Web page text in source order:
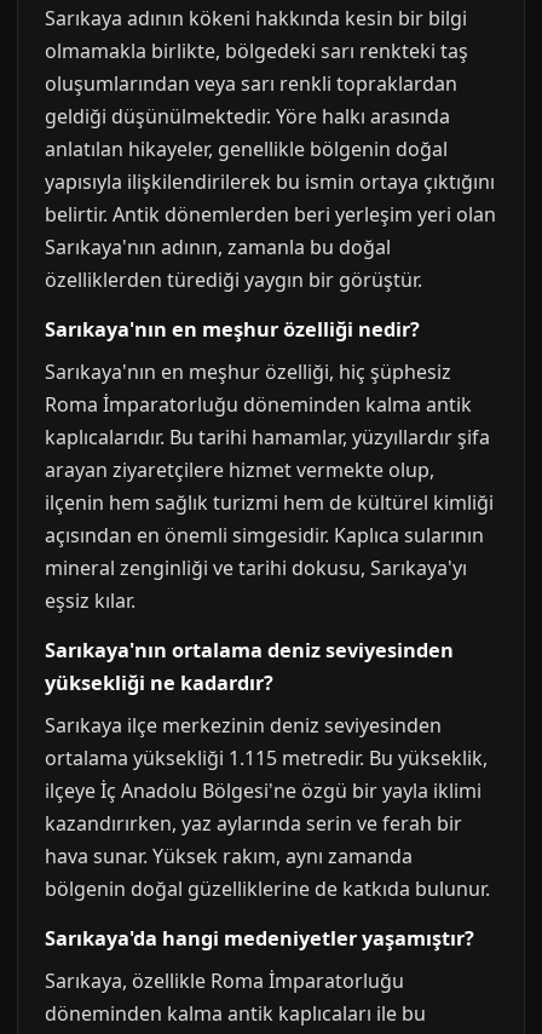
Sarıkaya adının kökeni hakkında kesin bir bilgi
olmamakla birlikte, bölgedeki sarı renkteki taş
oluşumlarından veya sarı renkli topraklardan
geldiği düşünülmektedir. Yöre halkı arasında
anlatılan hikayeler, genellikle bölgenin doğal
yapısıyla ilişkilendirilerek bu ismin ortaya çıktığını
belirtir. Antik dönemlerden beri yerleşim yeri olan
Sarıkaya'nın adının, zamanla bu doğal
özelliklerden türediği yaygın bir görüştür.
Sarıkaya'nın en meşhur özelliği nedir?
Sarıkaya'nın en meşhur özelliği, hiç şüphesiz
Roma İmparatorluğu döneminden kalma antik
kaplıcalarıdır. Bu tarihi hamamlar, yüzyıllardır şifa
arayan ziyaretçilere hizmet vermekte olup,
ilçenin hem sağlık turizmi hem de kültürel kimliği
açısından en önemli simgesidir. Kaplıca sularının
mineral zenginliği ve tarihi dokusu, Sarıkaya'yı
eşsiz kılar.
Sarıkaya'nın ortalama deniz seviyesinden
yüksekliği ne kadardır?
Sarıkaya ilçe merkezinin deniz seviyesinden
ortalama yüksekliği 1.115 metredir. Bu yükseklik,
ilçeye İç Anadolu Bölgesi'ne özgü bir yayla iklimi
kazandırırken, yaz aylarında serin ve ferah bir
hava sunar. Yüksek rakım, aynı zamanda
bölgenin doğal güzelliklerine de katkıda bulunur.
Sarıkaya'da hangi medeniyetler yaşamıştır?
Sarıkaya, özellikle Roma İmparatorluğu
döneminden kalma antik kaplıcaları ile bu